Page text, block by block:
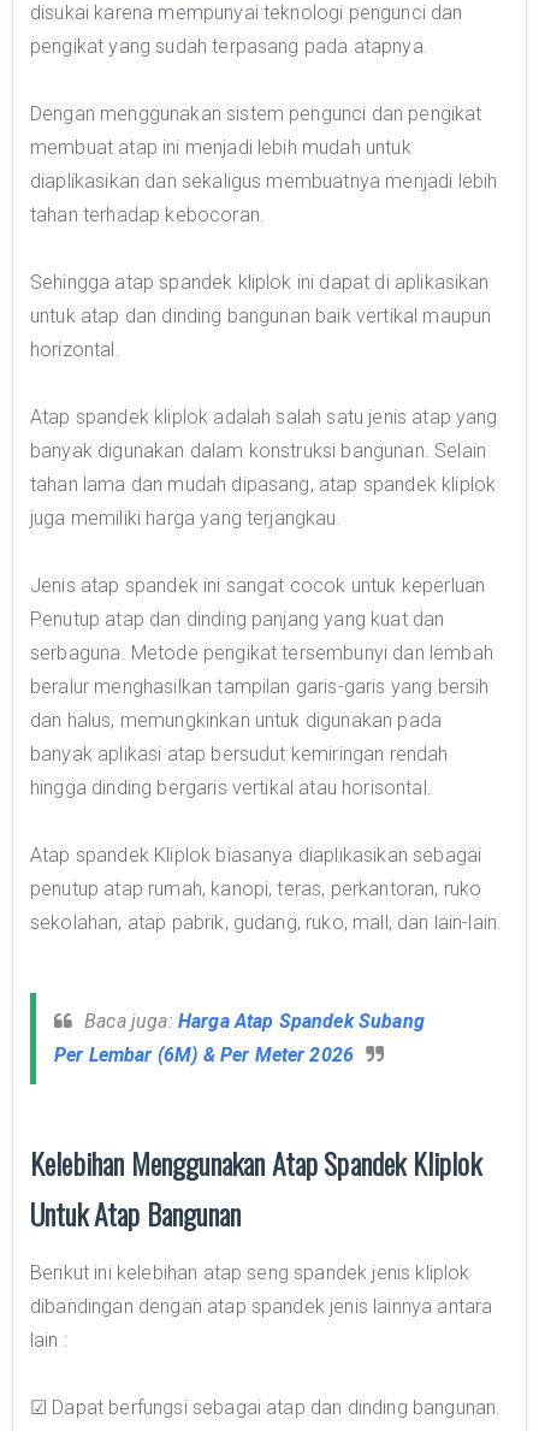
disukai karena mempunyai teknologi pengunci dan
pengikat yang sudah terpasang pada atapnya.
Dengan menggunakan sistem pengunci dan pengikat
membuat atap ini menjadi lebih mudah untuk
diaplikasikan dan sekaligus membuatnya menjadi lebih
tahan terhadap kebocoran.
Sehingga atap spandek kliplok ini dapat di aplikasikan
untuk atap dan dinding bangunan baik vertikal maupun
horizontal.
Atap spandek kliplok adalah salah satu jenis atap yang
banyak digunakan dalam konstruksi bangunan. Selain
tahan lama dan mudah dipasang, atap spandek kliplok
juga memiliki harga yang terjangkau.
Jenis atap spandek ini sangat cocok untuk keperluan
Penutup atap dan dinding panjang yang kuat dan
serbaguna. Metode pengikat tersembunyi dan lembah
beralur menghasilkan tampilan garis-garis yang bersih
dan halus, memungkinkan untuk digunakan pada
banyak aplikasi atap bersudut kemiringan rendah
hingga dinding bergaris vertikal atau horisontal.
Atap spandek Kliplok biasanya diaplikasikan sebagai
penutup atap rumah, kanopi, teras, perkantoran, ruko
sekolahan, atap pabrik, gudang, ruko, mall, dan lain-lain.
Baca juga: Harga Atap Spandek Subang
Per Lembar (6M) & Per Meter 2026
Kelebihan Menggunakan Atap Spandek Kliplok
Untuk Atap Bangunan
Berikut ini kelebihan atap seng spandek jenis kliplok
dibandingan dengan atap spandek jenis lainnya antara
lain :
☑ Dapat berfungsi sebagai atap dan dinding bangunan.